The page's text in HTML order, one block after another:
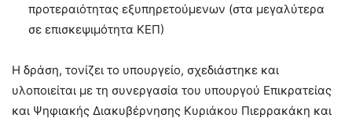
προτεραιότητας εξυπηρετούμενων (στα μεγαλύτερα
σε επισκεψιμότητα ΚΕΠ)
Η δράση, τονίζει το υπουργείο, σχεδιάστηκε και
υλοποιείται με τη συνεργασία του υπουργού Επικρατείας
και Ψηφιακής Διακυβέρνησης Κυριάκου Πιερρακάκη και